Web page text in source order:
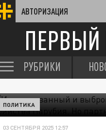
АВТОРИЗАЦИЯ
ПЕРВЫЙ
РУБРИКИ
ПОЛИТИКА
03 СЕНТЯБРЯ 2025 12:57